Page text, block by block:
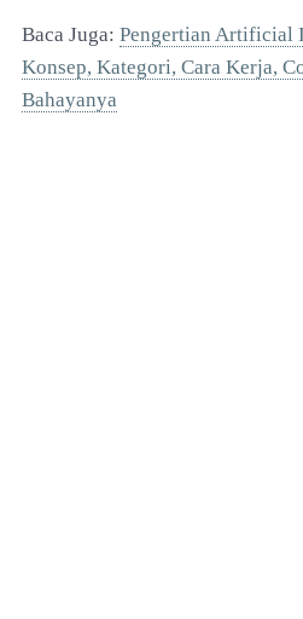
Baca Juga: Pengertian Artificial
Konsep, Kategori, Cara Kerja,
Bahayanya